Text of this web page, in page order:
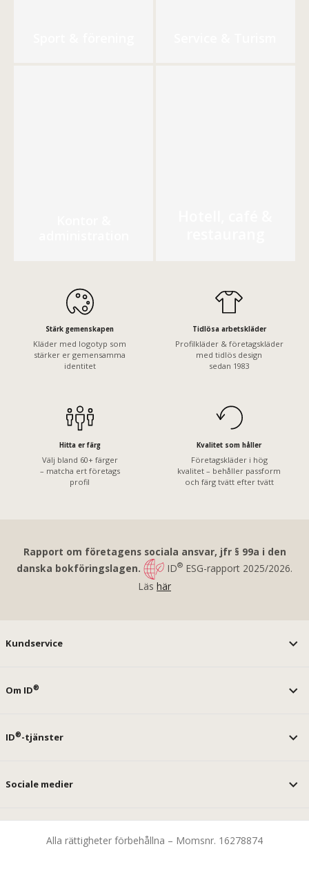
Stärk gemenskapen
Kläder med logotyp som
stärker er gemensamma
identitet
Tidlösa arbetskläder
Profilkläder & företagskläder
med tidlös design
sedan 1983
Hitta er färg
Välj bland 60+ färger
– matcha ert företags
profil
Kvalitet som håller
Företagskläder i hög
kvalitet – behåller passform
och färg tvätt efter tvätt
Rapport om företagens sociala ansvar, jfr § 99a i den
danska bokföringslagen.
ID® ESG-rapport 2025/2026.
Läs här
Kundservice
Om ID®
ID®-tjänster
Sociale medier
Alla rättigheter förbehållna – Momsnr. 16278874